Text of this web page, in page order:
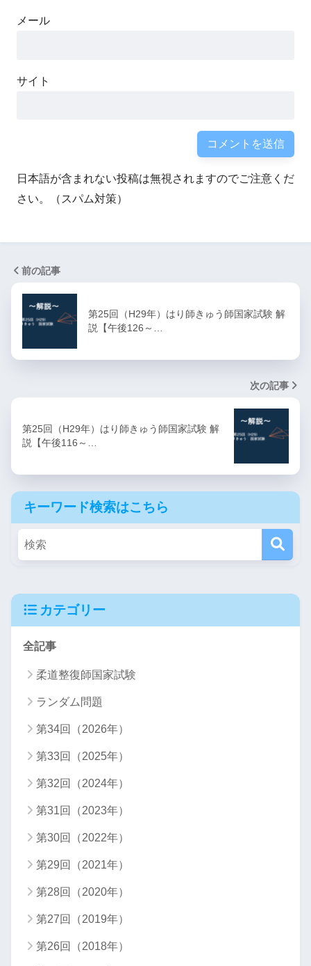
メール
サイト
日本語が含まれない投稿は無視されますのでご注意くだ
さい。（スパム対策）
前の記事
第25回（H29年）はり師きゅう師国家試験 解
説【午後126～…
次の記事
第25回（H29年）はり師きゅう師国家試験 解
説【午後116～…
キーワード検索はこちら
カテゴリー
全記事
柔道整復師国家試験
ランダム問題
第34回（2026年）
第33回（2025年）
第32回（2024年）
第31回（2023年）
第30回（2022年）
第29回（2021年）
第28回（2020年）
第27回（2019年）
第26回（2018年）